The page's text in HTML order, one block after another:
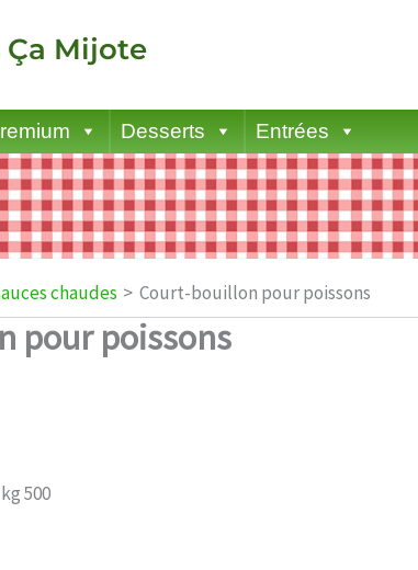
Ça Mijote
Desserts Entrées
chaudes Court-bouillon pour poissons
pour poissons
500